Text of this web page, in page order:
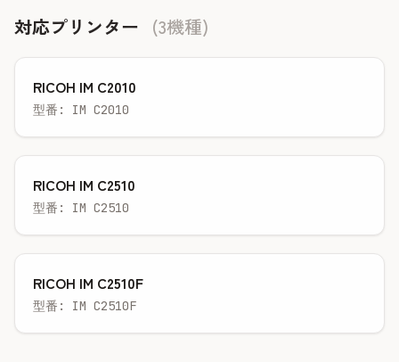
対応プリンター (3機種)
RICOH IM C2010
型番: IM C2010
RICOH IM C2510
型番: IM C2510
RICOH IM C2510F
型番: IM C2510F